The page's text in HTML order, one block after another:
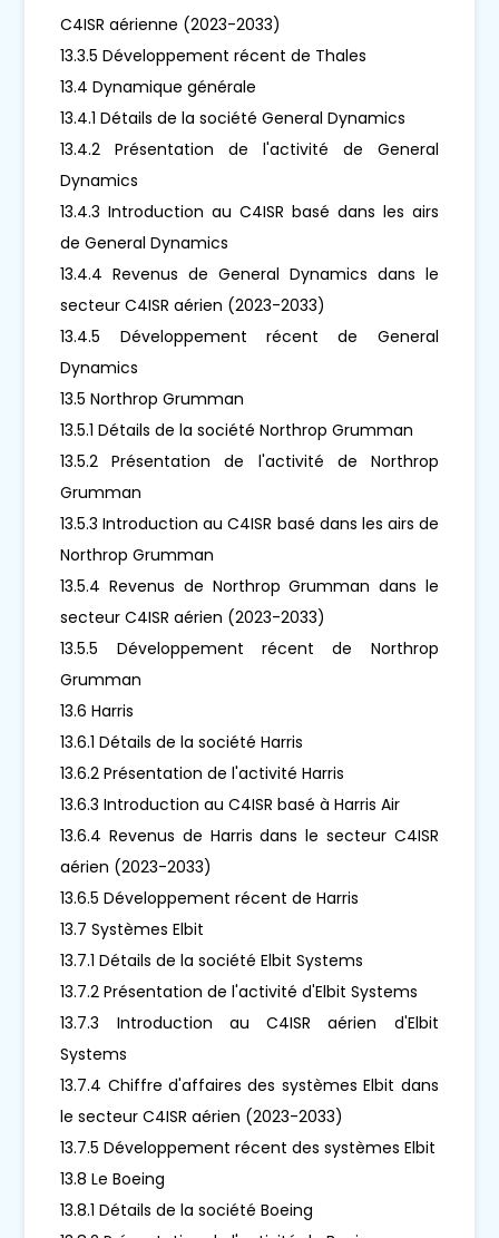
C4ISR aérienne (2023-2033)
13.3.5 Développement récent de Thales
13.4 Dynamique générale
13.4.1 Détails de la société General Dynamics
13.4.2 Présentation de l'activité de General
Dynamics
13.4.3 Introduction au C4ISR basé dans les airs
de General Dynamics
13.4.4 Revenus de General Dynamics dans le
secteur C4ISR aérien (2023-2033)
13.4.5 Développement récent de General
Dynamics
13.5 Northrop Grumman
13.5.1 Détails de la société Northrop Grumman
13.5.2 Présentation de l'activité de Northrop
Grumman
13.5.3 Introduction au C4ISR basé dans les airs de
Northrop Grumman
13.5.4 Revenus de Northrop Grumman dans le
secteur C4ISR aérien (2023-2033)
13.5.5 Développement récent de Northrop
Grumman
13.6 Harris
13.6.1 Détails de la société Harris
13.6.2 Présentation de l'activité Harris
13.6.3 Introduction au C4ISR basé à Harris Air
13.6.4 Revenus de Harris dans le secteur C4ISR
aérien (2023-2033)
13.6.5 Développement récent de Harris
13.7 Systèmes Elbit
13.7.1 Détails de la société Elbit Systems
13.7.2 Présentation de l'activité d'Elbit Systems
13.7.3 Introduction au C4ISR aérien d'Elbit
Systems
13.7.4 Chiffre d'affaires des systèmes Elbit dans
le secteur C4ISR aérien (2023-2033)
13.7.5 Développement récent des systèmes Elbit
13.8 Le Boeing
13.8.1 Détails de la société Boeing